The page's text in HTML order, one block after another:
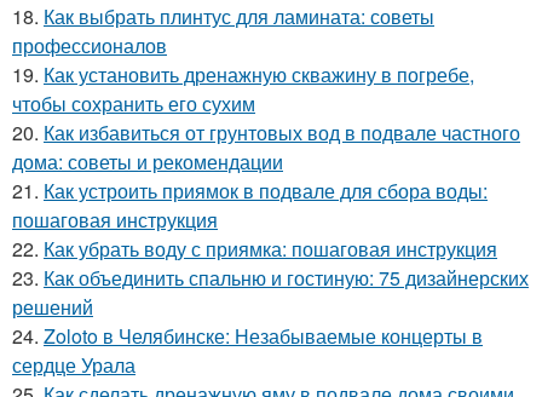
18. Как выбрать плинтус для ламината: советы
профессионалов
19. Как установить дренажную скважину в погребе,
чтобы сохранить его сухим
20. Как избавиться от грунтовых вод в подвале частного
дома: советы и рекомендации
21. Как устроить приямок в подвале для сбора воды:
пошаговая инструкция
22. Как убрать воду с приямка: пошаговая инструкция
23. Как объединить спальню и гостиную: 75 дизайнерских
решений
24. Zoloto в Челябинске: Незабываемые концерты в
сердце Урала